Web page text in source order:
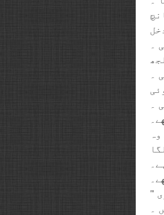
۔
۔
۔
" رادھا آنٹی بہت اچھی ہیں ، ہم سےبہت پیار کرتی ہیں ، ہمارا بہت خیال رکھتی ہے، ہم سےبڑی